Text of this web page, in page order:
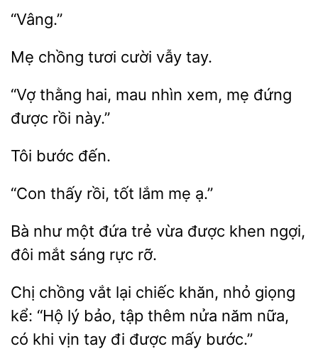
“Vâng.”
tươi vẫy tay.
“Vợ thằng hai, mau
mẹ đứng
được rồi
“Con thấy rồi, tốt
Bà như một đứa trẻ vừa
đôi mắt sáng rực rỡ.
Chị chồng vắt lại chiếc khăn, nhỏ giọng
kể: “Hộ lý bảo, tập
nửa năm
có khi vịn tay đi được
bước.”